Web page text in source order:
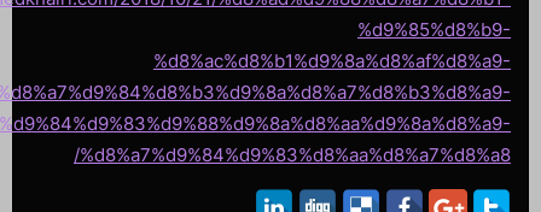
%d9%85%d8%b9-
%d8%ac%d8%b1%d9%8a%d8%af%d8%a9-
%d8%a7%d9%84%d9%83%d8%aa%d8%a7%d8%a8/